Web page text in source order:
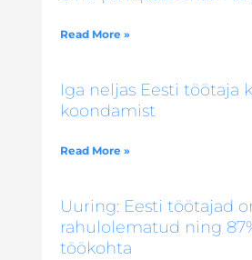
Read More »
Iga neljas Eesti töötaja
koondamist
Read More »
Uuring: Eesti töötajad
rahulolematud ning
töökohta